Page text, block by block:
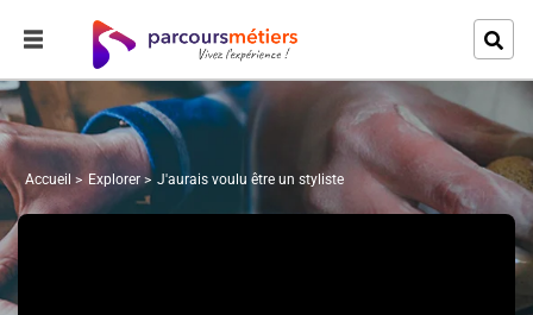
Accueil Explorer J'aurais voulu être un styliste